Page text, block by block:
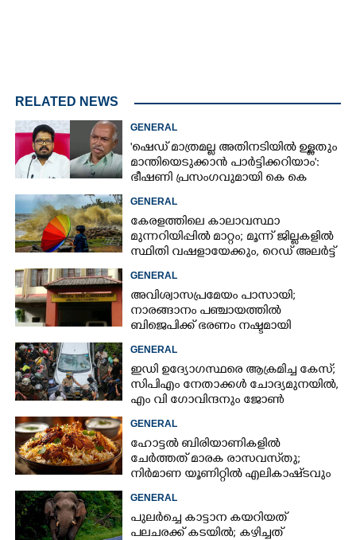
RELATED NEWS
GENERAL
'ഷെഡ് മാത്രമല്ല അതിനടിയിൽ ഉള്ളതും
മാന്തിയെടുക്കാൻ പാർട്ടിക്കറിയാം':
ഭീഷണി പ്രസംഗവുമായി കെ കെ
GENERAL
കേരളത്തിലെ കാലാവസ്ഥാ
മുന്നറിയിപ്പിൽ മാറ്റം; മൂന്ന് ജില്ലകളിൽ
സ്ഥിതി വഷളായേക്കും, റെഡ് അലർട്ട്
GENERAL
അവിശ്വാസപ്രമേയം പാസായി;
നാരങ്ങാനം പഞ്ചായത്തിൽ
ബിജെപിക്ക് ഭരണം നഷ്ടമായി
GENERAL
ഇഡി ഉദ്യോഗസ്ഥരെ ആക്രമിച്ച കേസ്;
സിപിഎം നേതാക്കൾ ചോദ്യമുനയിൽ,
എം വി ഗോവിന്ദനും ജോൺ
GENERAL
ഹോട്ടൽ ബിരിയാണികളിൽ
ചേർത്തത് മാരക രാസവസ്‌തു;
നിർമാണ യൂണിറ്റിൽ എലികാഷ്‌ടവും
GENERAL
പുലർച്ചെ കാട്ടാന കയറിയത്
പലചരക്ക് കടയിൽ; കഴിച്ചത്